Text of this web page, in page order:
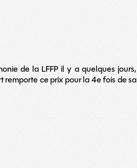
de la LFFP il y a quelques jours,
remporte ce prix pour la 4e fois de sa